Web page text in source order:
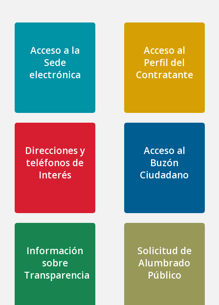
Acceso a la
Sede
electrónica
Acceso al
Perfil del
Contratante
Direcciones y
teléfonos de
Interés
Acceso al
Buzón
Ciudadano
Información
sobre
Transparencia
Solicitud de
Alumbrado
Público